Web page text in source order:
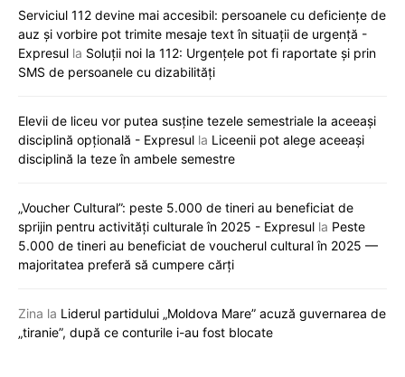
Serviciul 112 devine mai accesibil: persoanele cu deficiențe de
auz și vorbire pot trimite mesaje text în situații de urgență -
Expresul la Soluții noi la 112: Urgențele pot fi raportate și prin
SMS de persoanele cu dizabilități
Elevii de liceu vor putea susține tezele semestriale la aceeași
disciplină opțională - Expresul la Liceenii pot alege aceeași
disciplină la teze în ambele semestre
„Voucher Cultural”: peste 5.000 de tineri au beneficiat de
sprijin pentru activități culturale în 2025 - Expresul la Peste
5.000 de tineri au beneficiat de voucherul cultural în 2025 —
majoritatea preferă să cumpere cărți
Zina la Liderul partidului „Moldova Mare” acuză guvernarea de
„tiranie”, după ce conturile i-au fost blocate